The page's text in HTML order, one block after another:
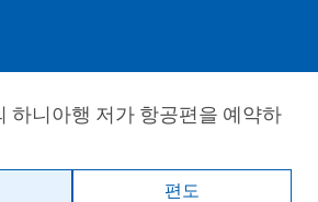
니아행 저가 항공편을 예약하
편도